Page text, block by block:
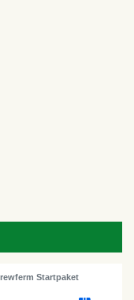
Startpaket